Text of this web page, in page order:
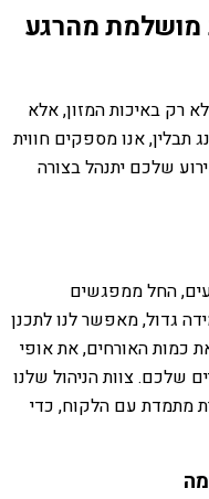
מושלמת מהרגע
רק באיכות המזון, אלא
תבלין, אנו מספקים חווית
שלכם יתנהל בצורה
החל ממפגשים
גדול, מאפשר לנו לתכנן
כמות האורחים, את אופי
שלכם. צוות הניהול שלנו
מתמדת עם הלקוח, כדי